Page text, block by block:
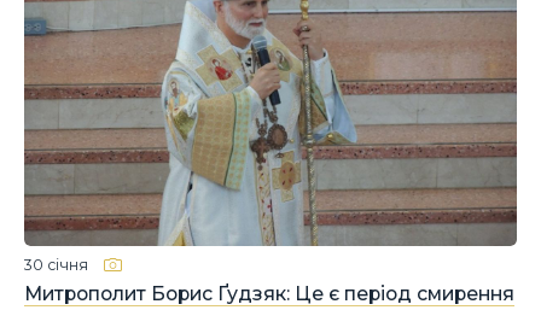
Митрополит Борис Ґудзяк: Це є період смирення
30 січня